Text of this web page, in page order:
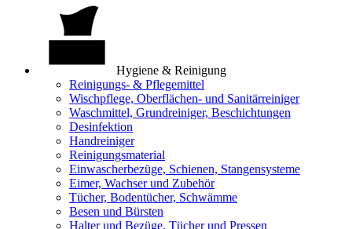
Hygiene & Reinigung
Reinigungs- & Pflegemittel
Wischpflege, Oberflächen- und Sanitärreiniger
Waschmittel, Grundreiniger, Beschichtungen
Desinfektion
Handreiniger
Reinigungsmaterial
Einwascherbezüge, Schienen, Stangensysteme
Eimer, Wachser und Zubehör
Tücher, Bodentücher, Schwämme
Besen und Bürsten
Halter und Bezüge, Tücher und Pressen